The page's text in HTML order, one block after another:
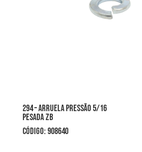
294 – arruela pressão 5/16
pesada zb
CÓDIGO: 908640